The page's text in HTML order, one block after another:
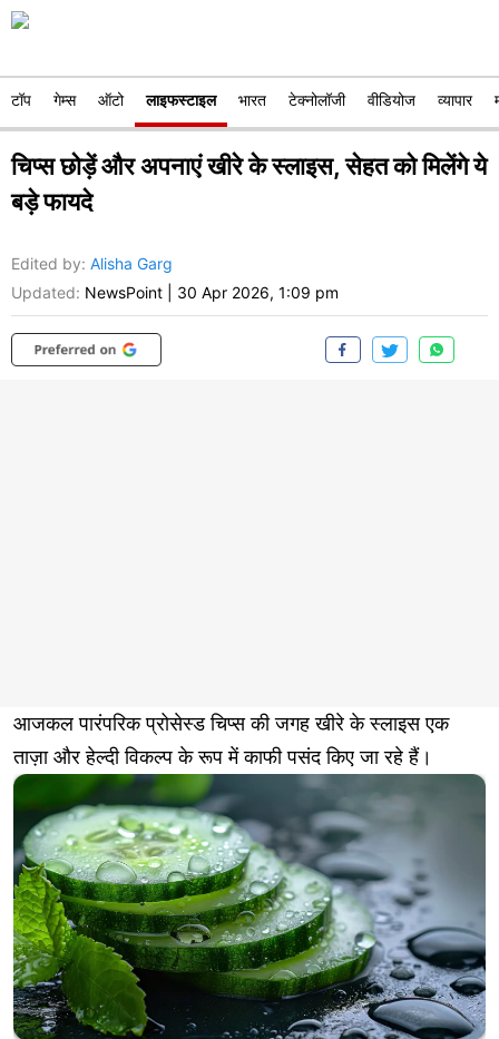
टॉप गेम्स ऑटो लाइफस्टाइल भारत टेक्नोलॉजी वीडियोज व्यापार
चिप्स छोड़ें और अपनाएं खीरे के स्लाइस, सेहत को मिलेंगे ये
बड़े फायदे
Edited by: Alisha Garg
Updated: NewsPoint 30 Apr 2026, 1:09 pm
आजकल पारंपरिक प्रोसेस्ड चिप्स की जगह खीरे के स्लाइस एक
ताज़ा और हेल्दी विकल्प के रूप में काफी पसंद किए जा रहे हैं।